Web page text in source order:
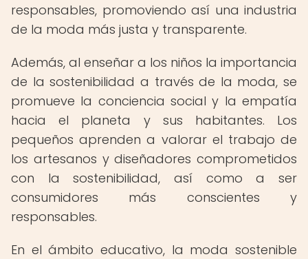
responsables, promoviendo así una industria
de la moda más justa y transparente.
Además, al enseñar a los niños la importancia
de la sostenibilidad a través de la moda, se
promueve la conciencia social y la empatía
hacia el planeta y sus habitantes. Los
pequeños aprenden a valorar el trabajo de
los artesanos y diseñadores comprometidos
con la sostenibilidad, así como a ser
consumidores más conscientes y
responsables.
En el ámbito educativo, la moda sostenible